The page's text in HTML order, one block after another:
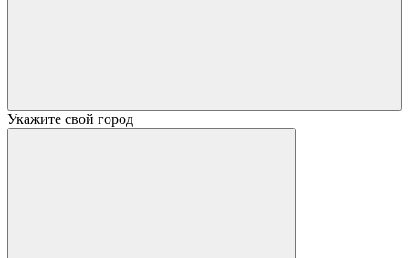
Укажите свой город